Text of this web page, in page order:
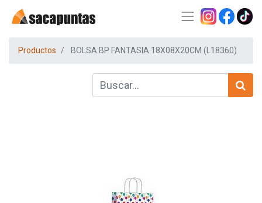
Productos BOLSA BP FANTASIA 18X08X20CM (L18360)